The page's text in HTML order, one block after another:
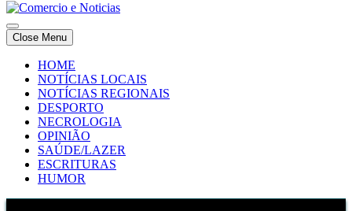
Comercio e Noticias
Notícias e Publicidade Online
Comercio e Noticias
Notícias e Publicidade Online
Close Menu
HOME
NOTÍCIAS LOCAIS
NOTÍCIAS REGIONAIS
DESPORTO
NECROLOGIA
OPINIÃO
SAÚDE/LAZER
ESCRITURAS
HUMOR